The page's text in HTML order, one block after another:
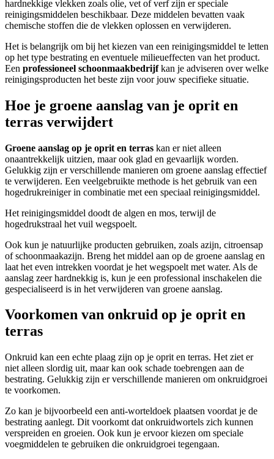
hardnekkige vlekken zoals olie, vet of verf zijn er speciale
reinigingsmiddelen beschikbaar. Deze middelen bevatten vaak
chemische stoffen die de vlekken oplossen en verwijderen.
Het is belangrijk om bij het kiezen van een reinigingsmiddel te letten
op het type bestrating en eventuele milieueffecten van het product.
Een professioneel schoonmaakbedrijfkan je adviseren over welke
reinigingsproducten het beste zijn voor jouw specifieke situatie.
Hoe je groene aanslag van je oprit en
terras verwijdert
Groene aanslag op je oprit en terras kan er niet alleen
onaantrekkelijk uitzien, maar ook glad en gevaarlijk worden.
Gelukkig zijn er verschillende manieren om groene aanslag effectief
te verwijderen. Een veelgebruikte methode is het gebruik van een
hogedrukreiniger in combinatie met een speciaal reinigingsmiddel.
Het reinigingsmiddel doodt de algen en mos, terwijl de
hogedrukstraal het vuil wegspoelt.
Ook kun je natuurlijke producten gebruiken, zoals azijn, citroensap
of schoonmaakazijn. Breng het middel aan op de groene aanslag en
laat het even intrekken voordat je het wegspoelt met water. Als de
aanslag zeer hardnekkig is, kun je een professional inschakelen die
gespecialiseerd is in het verwijderen van groene aanslag.
Voorkomen van onkruid op je oprit en
terras
Onkruid kan een echte plaag zijn op je oprit en terras. Het ziet er
niet alleen slordig uit, maar kan ook schade toebrengen aan de
bestrating. Gelukkig zijn er verschillende manieren om onkruidgroei
te voorkomen.
Zo kan je bijvoorbeeld een anti-worteldoek plaatsen voordat je de
bestrating aanlegt. Dit voorkomt dat onkruidwortels zich kunnen
verspreiden en groeien. Ook kun je ervoor kiezen om speciale
voegmiddelen te gebruiken die onkruidgroei tegengaan.